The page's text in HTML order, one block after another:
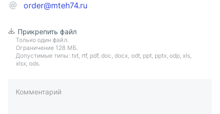
order@mteh74.ru
Прикрепить файл
Только один файл.
Ограничение 128 МБ.
Допустимые типы: txt, rtf, pdf, doc, docx, odt, ppt, pptx, odp, xls,
xlsx, ods.
Комментарий
пример: 89511234567 или +79511324567